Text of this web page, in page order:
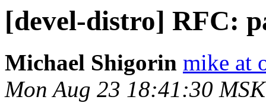
[devel-distro] RFC:
Michael Shigorin mike at
Mon Aug 23 18:41:30